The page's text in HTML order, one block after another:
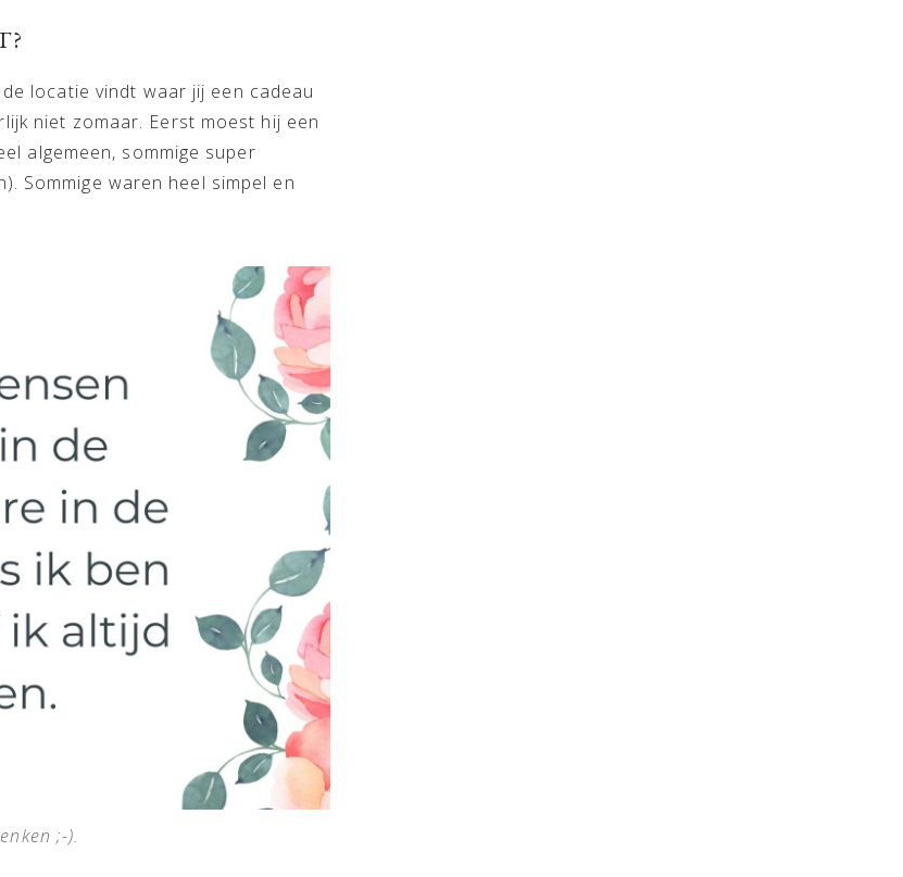
locatie vindt waar jij een cadeau
niet zomaar. Eerst moest hij een
algemeen, sommige super
Sommige waren heel simpel en
;-).